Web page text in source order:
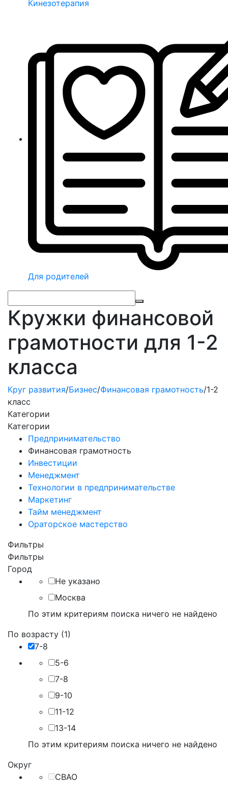
Кинезотерапия
Для родителей
Кружки финансовой
грамотности для 1-2
класса
Круг развития/Бизнес/Финансовая грамотность/1-2
класс
Категории
Категории
Предпринимательство
Финансовая грамотность
Инвестиции
Менеджмент
Технологии в предпринимательстве
Маркетинг
Тайм менеджмент
Ораторское мастерство
Фильтры
Фильтры
Город
Не указано
Москва
По этим критериям поиска ничего не найдено
По возрасту (1)
7-8
5-6
7-8
9-10
11-12
13-14
По этим критериям поиска ничего не найдено
Округ
СВАО